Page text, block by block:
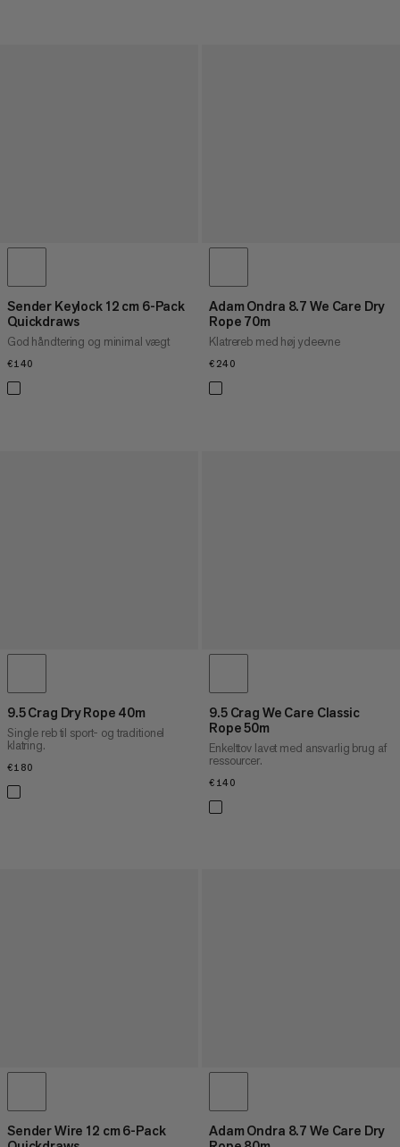
Sender Keylock 12 cm 6-Pack
Quickdraws
God håndtering og minimal vægt
€140
Adam Ondra 8.7 We Care Dry
Rope 70m
Klatrereb med høj ydeevne
€240
9.5 Crag Dry Rope 40m
Single reb til sport- og traditionel
klatring.
€180
9.5 Crag We Care Classic
Rope 50m
Enkelttov lavet med ansvarlig brug af
ressourcer.
€140
Sender Wire 12 cm 6-Pack
Adam Ondra 8.7 We Care Dry